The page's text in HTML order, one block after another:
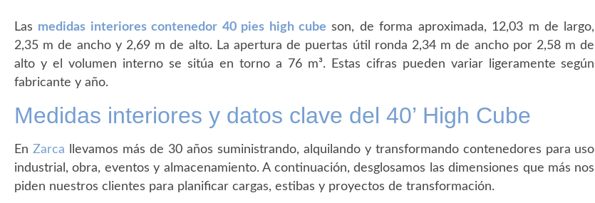
Las medidas interiores contenedor 40 pies high cube son, de forma aproximada, 12,03 m de largo,
2,35 m de ancho y 2,69 m de alto. La apertura de puertas útil ronda 2,34 m de ancho por 2,58 m de
alto y el volumen interno se sitúa en torno a 76 m³. Estas cifras pueden variar ligeramente según
fabricante y año.
Medidas interiores y datos clave del 40’ High Cube
En Zarca llevamos más de 30 años suministrando, alquilando y transformando contenedores para uso
industrial, obra, eventos y almacenamiento. A continuación, desglosamos las dimensiones que más nos
piden nuestros clientes para planificar cargas, estibas y proyectos de transformación.